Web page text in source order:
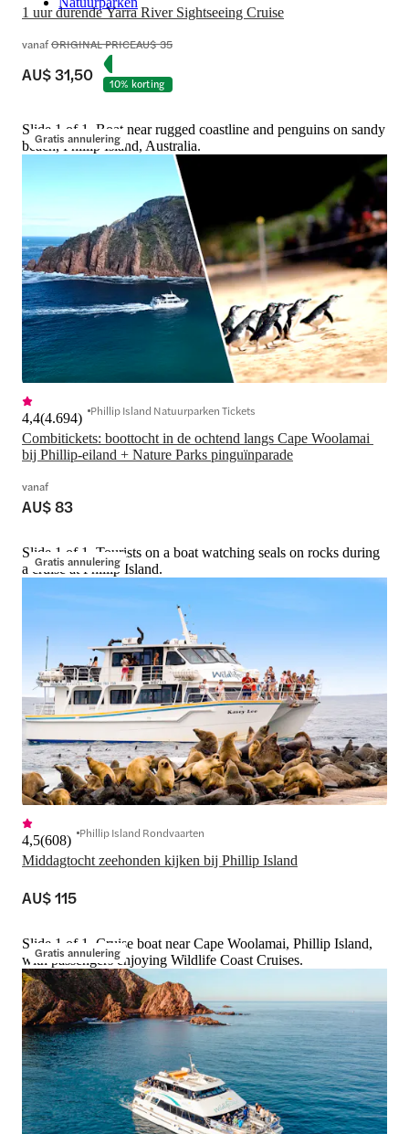
1 uur durende Yarra River Sightseeing Cruise
vanafORIGINAL PRICEAU$ 35
AU$ 31,50 10% korting
Gratis annulering
Slide 1 of 1, Boat near rugged coastline and penguins on sandy
beach, Phillip Island, Australia.
Combitickets: boottocht in de ochtend langs Cape Woolamai
bij Phillip-eiland + Nature Parks pinguïnparade
4,4(4.694) Phillip Island Natuurparken Tickets
vanaf
AU$ 83
Gratis annulering
Slide 1 of 1, Tourists on a boat watching seals on rocks during
a cruise at Phillip Island.
Middagtocht zeehonden kijken bij Phillip Island
4,5(608) Phillip Island Rondvaarten
AU$ 115
Gratis annulering
Slide 1 of 1, Cruise boat near Cape Woolamai, Phillip Island,
with passengers enjoying Wildlife Coast Cruises.